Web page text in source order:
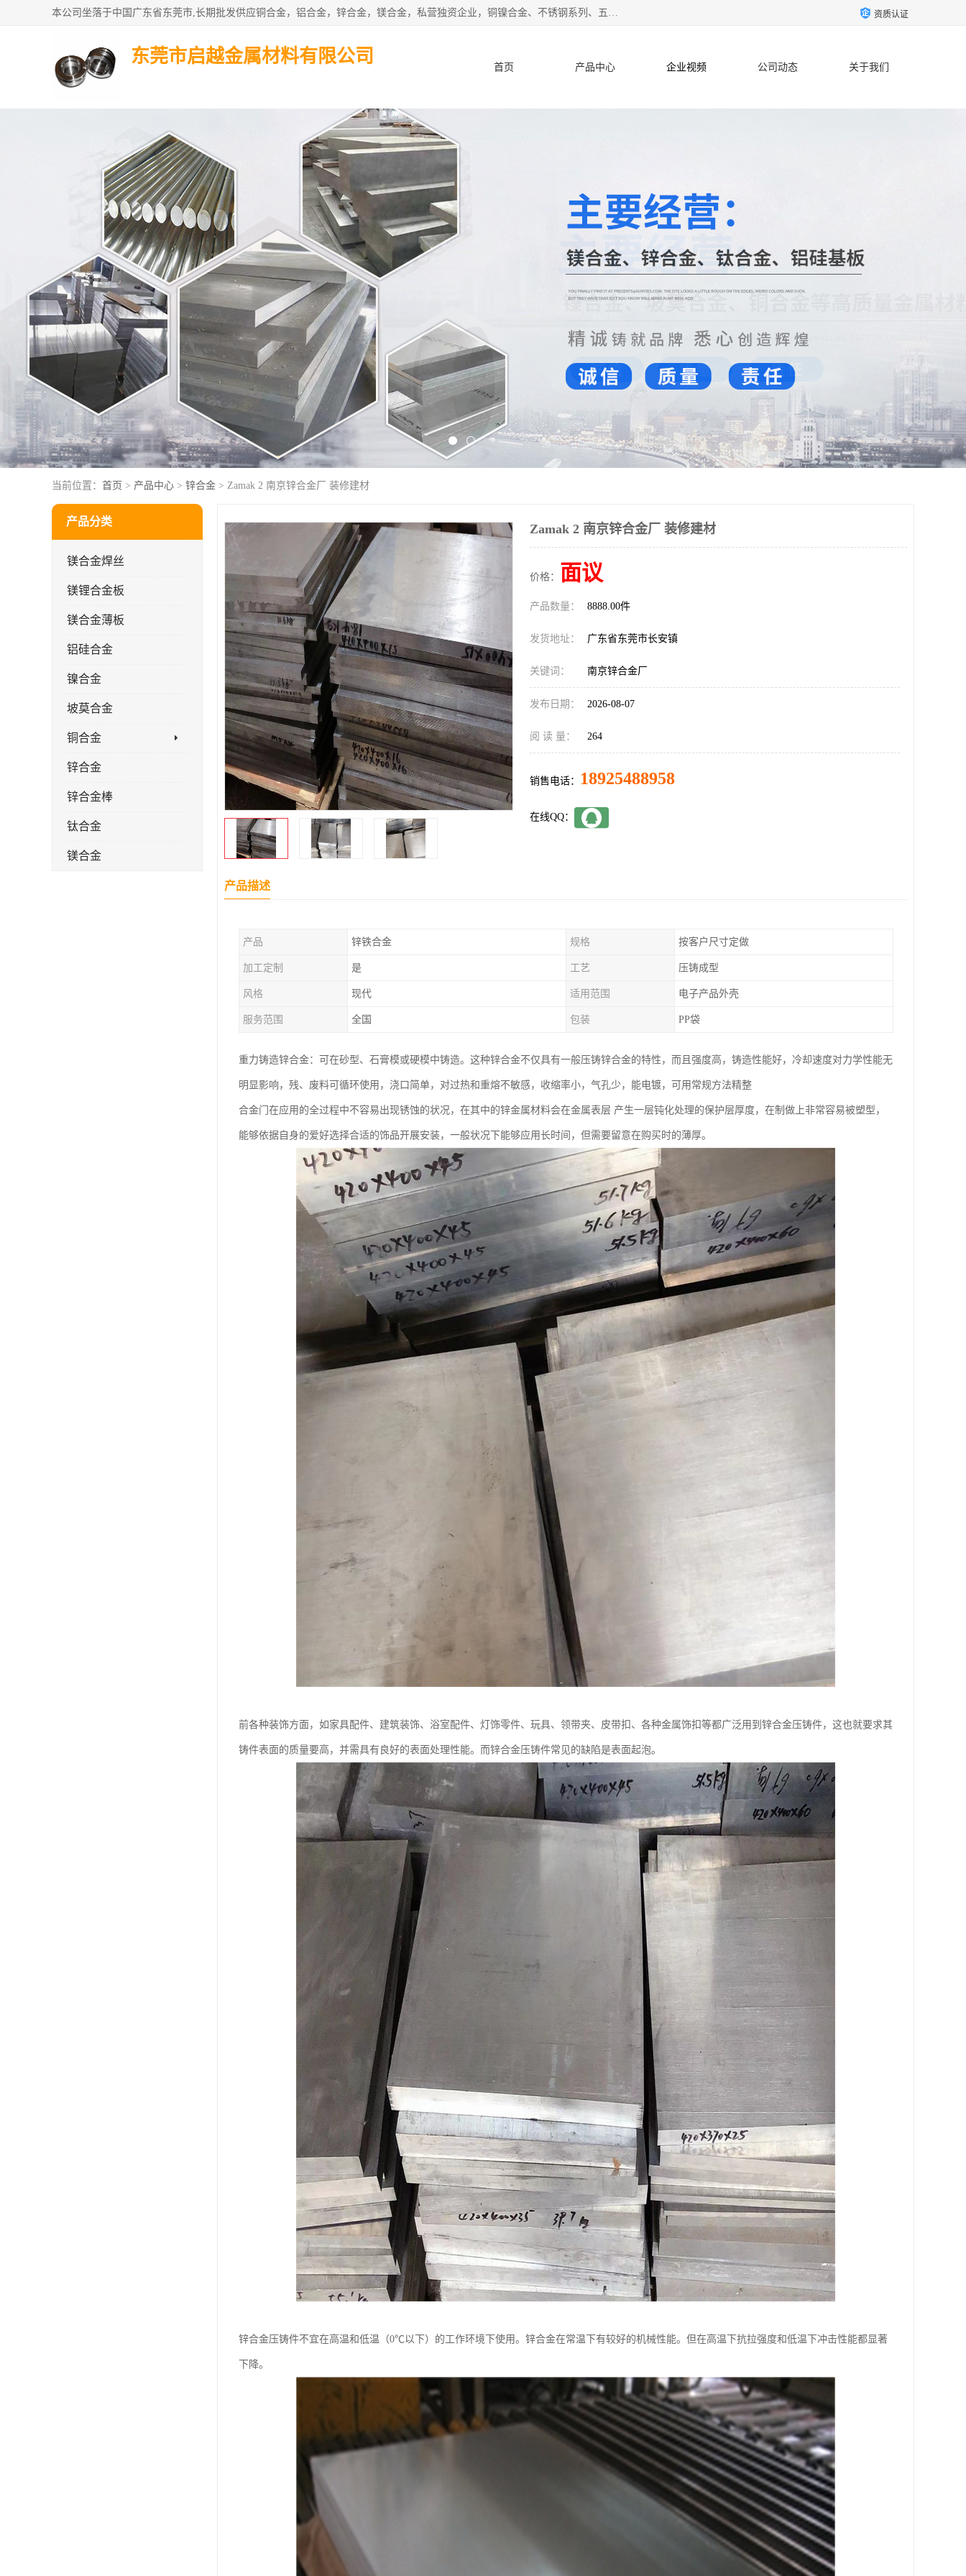
本公司坐落于中国广东省东莞市,长期批发供应铜合金，铝合金，锌合金，镁合金，私营独资企业，铜镍合金、不锈钢系列、五金冲压材料、进口金属材料、钨钢、高速钢、白钢刀、铝系列材料、铝镁合金、锰钢片等，启越是一家经国家相关部门批准注册的企业。公司以雄厚的实力、合理的厂家、优良的服务与多家企业建立了长期的合作关系。欢迎前来参观、考察、洽谈业务。 金属材料...,欢迎惠顾！ 资质认证
东莞市启越金属材料有限公司
首页 产品中心 企业视频 公司动态 关于我们
当前位置： 首页 > 产品中心 > 锌合金 > Zamak 2 南京锌合金厂 装修建材
产品分类
镁合金焊丝
镁锂合金板
镁合金薄板
铝硅合金
镍合金
坡莫合金
铜合金
锌合金
锌合金棒
钛合金
镁合金
Zamak 2 南京锌合金厂 装修建材
价格： 面议
产品数量： 8888.00件
发货地址： 广东省东莞市长安镇
关键词： 南京锌合金厂
发布日期： 2026-08-07
阅 读 量： 264
销售电话： 18925488958
在线QQ：
产品描述
产品 锌铁合金 规格 按客户尺寸定做
加工定制 是 工艺 压铸成型
风格 现代 适用范围 电子产品外壳
服务范围 全国 包装 PP袋
重力铸造锌合金：可在砂型、石膏模或硬模中铸造。这种锌合金不仅具有一般压铸锌合金的特性，而且强度高，铸造性能好，冷却速度对力学性能无
明显影响，残、废料可循环使用，浇口简单，对过热和重熔不敏感，收缩率小，气孔少，能电镀，可用常规方法精整
合金门在应用的全过程中不容易出现锈蚀的状况，在其中的锌金属材料会在金属表层 产生一层钝化处理的保护层厚度，在制做上非常容易被塑型，
能够依据自身的爱好选择合适的饰品开展安装，一般状况下能够应用长时间，但需要留意在购买时的薄厚。
前各种装饰方面，如家具配件、建筑装饰、浴室配件、灯饰零件、玩具、领带夹、皮带扣、各种金属饰扣等都广泛用到锌合金压铸件，这也就要求其
铸件表面的质量要高，并需具有良好的表面处理性能。而锌合金压铸件常见的缺陷是表面起泡。
锌合金压铸件不宜在高温和低温（0℃以下）的工作环境下使用。锌合金在常温下有较好的机械性能。但在高温下抗拉强度和低温下冲击性能都显著
下降。